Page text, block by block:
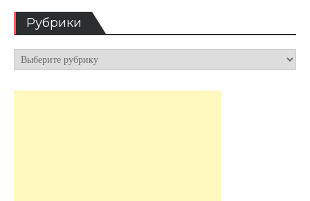
Рубрики
Рубрики